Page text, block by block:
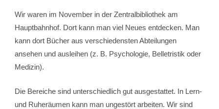
Wir waren im November in der Zentralbibliothek am
Hauptbahnhof. Dort kann man viel Neues entdecken. Man
kann dort Bücher aus verschiedensten Abteilungen
ansehen und ausleihen (z. B. Psychologie, Belletristik oder
Medizin).
Die Bereiche sind unterschiedlich gut ausgestattet. In Lern-
und Ruheräumen kann man ungestört arbeiten. Wir sind